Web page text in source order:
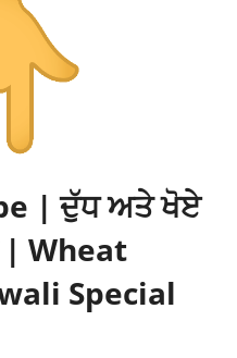
| ਦੁੱਧ ਅਤੇ ਖੋਏ
| Wheat
Special